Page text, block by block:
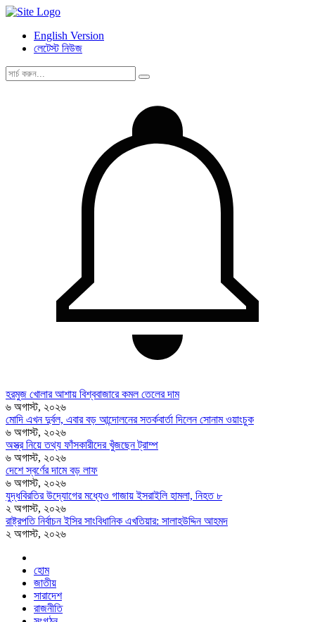
English Version
লেটেস্ট নিউজ
হরমুজ খোলার আশায় বিশ্ববাজারে কমল তেলের দাম
৬ অগাস্ট, ২০২৬
মোদি এখন দুর্বল, এবার বড় আন্দোলনের সতর্কবার্তা দিলেন সোনাম ওয়াংচুক
৬ অগাস্ট, ২০২৬
অস্ত্র নিয়ে তথ্য ফাঁসকারীদের খুঁজছেন ট্রাম্প
৬ অগাস্ট, ২০২৬
দেশে স্বর্ণের দামে বড় লাফ
৬ অগাস্ট, ২০২৬
যুদ্ধবিরতির উদ্যোগের মধ্যেও গাজায় ইসরাইলি হামলা, নিহত ৮
২ অগাস্ট, ২০২৬
রাষ্ট্রপতি নির্বাচন ইসির সাংবিধানিক এখতিয়ার: সালাহউদ্দিন আহমদ
২ অগাস্ট, ২০২৬
হোম
জাতীয়
সারাদেশ
রাজনীতি